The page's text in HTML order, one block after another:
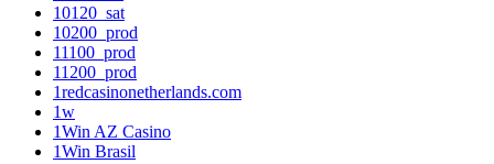
10120_sat
10200_prod
11100_prod
11200_prod
1redcasinonetherlands.com
1w
1Win AZ Casino
1Win Brasil